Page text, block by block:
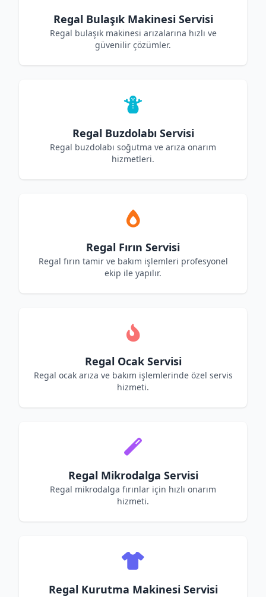
Regal Bulaşık Makinesi Servisi
Regal bulaşık makinesi arızalarına hızlı ve
güvenilir çözümler.
Regal Buzdolabı Servisi
Regal buzdolabı soğutma ve arıza onarım
hizmetleri.
Regal Fırın Servisi
Regal fırın tamir ve bakım işlemleri profesyonel
ekip ile yapılır.
Regal Ocak Servisi
Regal ocak arıza ve bakım işlemlerinde özel servis
hizmeti.
Regal Mikrodalga Servisi
Regal mikrodalga fırınlar için hızlı onarım
hizmeti.
Regal Kurutma Makinesi Servisi